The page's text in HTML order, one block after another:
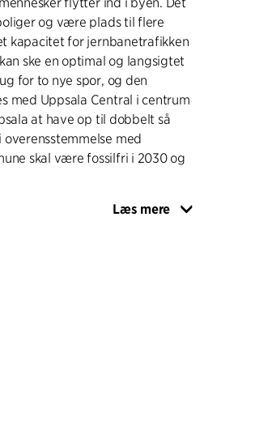
og være plads til flere
kapacitet for jernbanetrafikken
ske en optimal og langsigtet
for to nye spor, og den
med Uppsala Central i centrum
at have op til dobbelt så
med
skal være fossilfri i 2030 og
med kontorer,
Læs mere